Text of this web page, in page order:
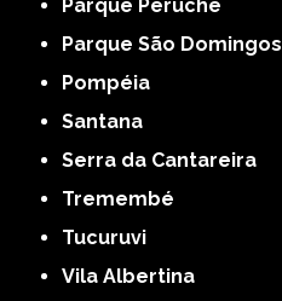
Parque Peruche
Parque São Domingos
Pompéia
Santana
Serra da Cantareira
Tremembé
Tucuruvi
Vila Albertina